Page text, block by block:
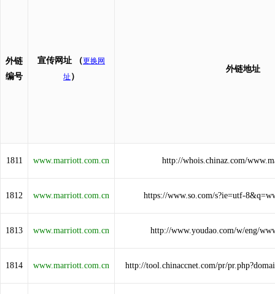
外链
编号
宣传网址 （更换网
址 ）
外链地址
1811 www.marriott.com.cn http://whois.chinaz.com/
1812 www.marriott.com.cn https://www.so.com/s?ie=utf-
1813 www.marriott.com.cn http://www.youdao.com/w/eng/
1814 www.marriott.com.cn http://tool.chinaccnet.com/pr/